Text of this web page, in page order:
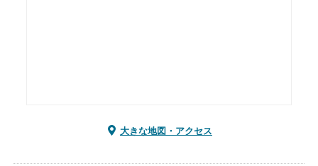
大きな地図・アクセス